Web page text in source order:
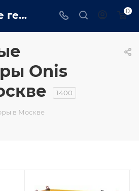
Дизельные генераторы onis visa: Промышленные, бытовые купить в Москве на сайте - moscow.trustenergo.ru 0
Onis
1400
в Москве